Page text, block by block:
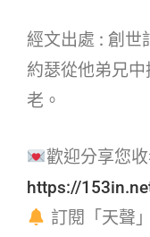
經文出處 : 創世
約瑟從他弟兄
老。
歡迎分享您
https://
訂閱「天聲